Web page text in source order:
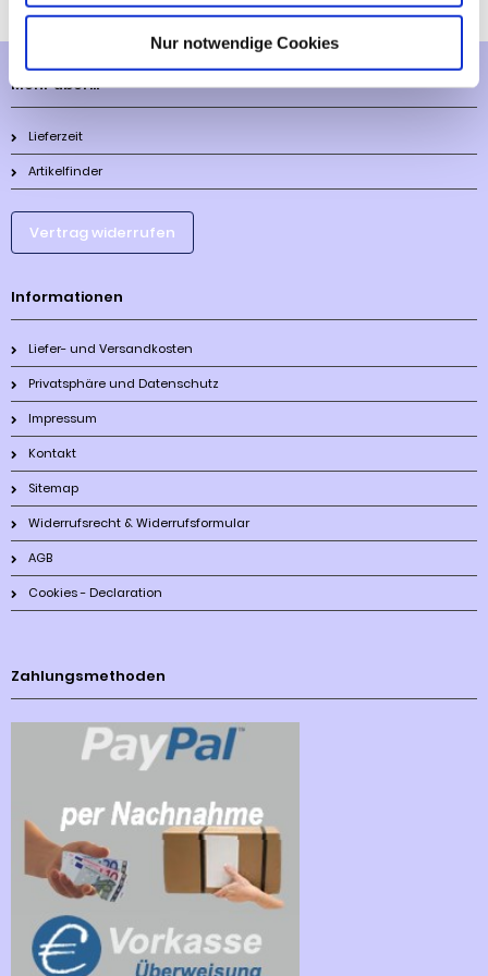
Nur notwendige Cookies
Mehr über...
Lieferzeit
Artikelfinder
Vertrag widerrufen
Informationen
Liefer- und Versandkosten
Privatsphäre und Datenschutz
Impressum
Kontakt
Sitemap
Widerrufsrecht & Widerrufsformular
AGB
Cookies - Declaration
Zahlungsmethoden